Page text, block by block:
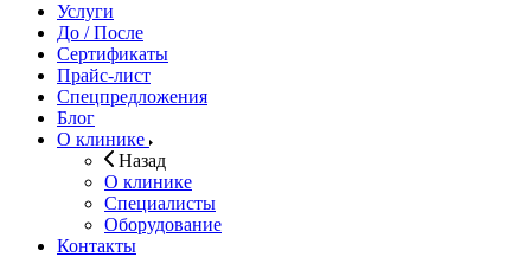
Услуги
До / После
Сертификаты
Прайс-лист
Спецпредложения
Блог
О клинике
Назад
О клинике
Специалисты
Оборудование
Контакты